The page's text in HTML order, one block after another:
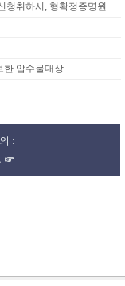
청취하서, 형확정증명원
한 압수물대상
:
☞